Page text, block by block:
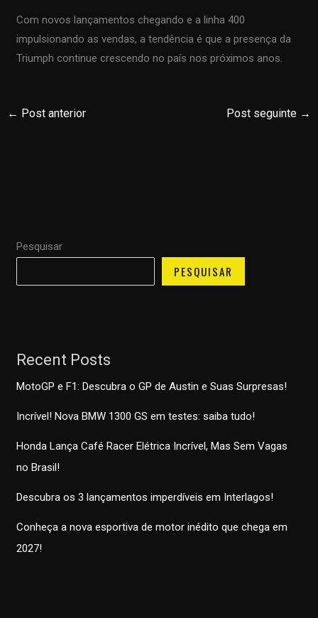
Com novos lançamentos chegando e a linha 400
impulsionando as vendas, a tendência é que a presença da
Triumph continue crescendo no país nos próximos anos.
← Post anterior Post seguinte →
Pesquisar
PESQUISAR
Recent Posts
MotoGP e F1: Descubra o GP de Austin e Suas Surpresas!
Incrível! Nova BMW 1300 GS em testes: saiba tudo!
Honda Lança Café Racer Elétrica Incrível, Mas Sem Vagas
no Brasil!
Descubra os 3 lançamentos imperdíveis em Interlagos!
Conheça a nova esportiva de motor inédito que chega em
2027!